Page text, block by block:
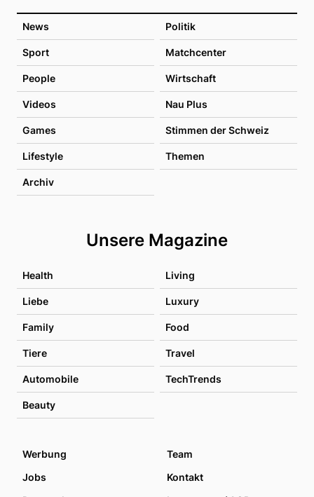
News Politik
Sport Matchcenter
People Wirtschaft
Videos Nau Plus
Games Stimmen der Schweiz
Lifestyle Themen
Archiv
Unsere Magazine
Health Living
Liebe Luxury
Family Food
Tiere Travel
Automobile TechTrends
Beauty
Werbung
Team
Jobs
Kontakt